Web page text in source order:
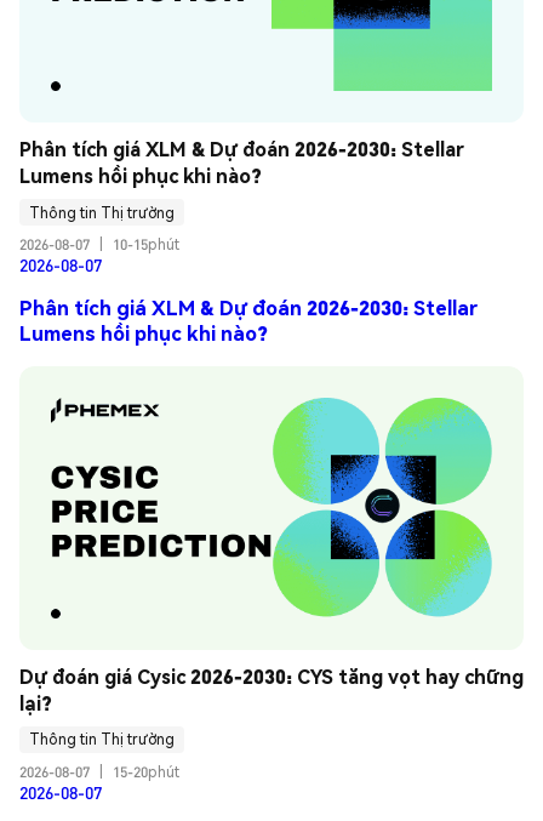
Phân tích giá XLM & Dự đoán 2026-2030: Stellar
Lumens hồi phục khi nào?
Thông tin Thị trường
2026-08-07
10-15phút
2026-08-07
Phân tích giá XLM & Dự đoán 2026-2030: Stellar
Lumens hồi phục khi nào?
Dự đoán giá Cysic 2026-2030: CYS tăng vọt hay chững
lại?
Thông tin Thị trường
2026-08-07
15-20phút
2026-08-07